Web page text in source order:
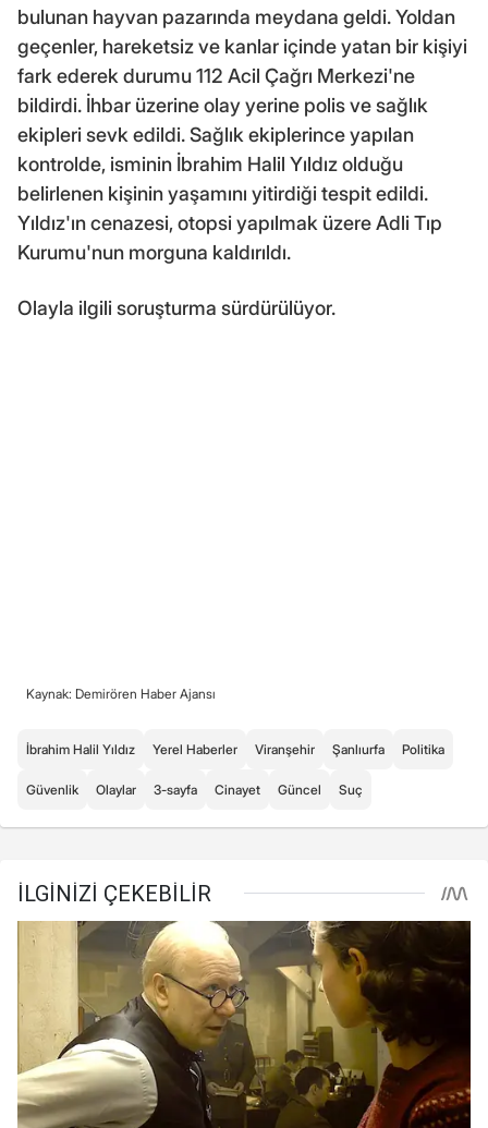
bulunan hayvan pazarında meydana geldi. Yoldan
geçenler, hareketsiz ve kanlar içinde yatan bir kişiyi
fark ederek durumu 112 Acil Çağrı Merkezi'ne
bildirdi. İhbar üzerine olay yerine polis ve sağlık
ekipleri sevk edildi. Sağlık ekiplerince yapılan
kontrolde, isminin İbrahim Halil Yıldız olduğu
belirlenen kişinin yaşamını yitirdiği tespit edildi.
Yıldız'ın cenazesi, otopsi yapılmak üzere Adli Tıp
Kurumu'nun morguna kaldırıldı.
Olayla ilgili soruşturma sürdürülüyor.
Kaynak: Demirören Haber Ajansı
İbrahim Halil Yıldız Yerel Haberler Viranşehir Şanlıurfa Politika
Güvenlik Olaylar 3-sayfa Cinayet Güncel Suç